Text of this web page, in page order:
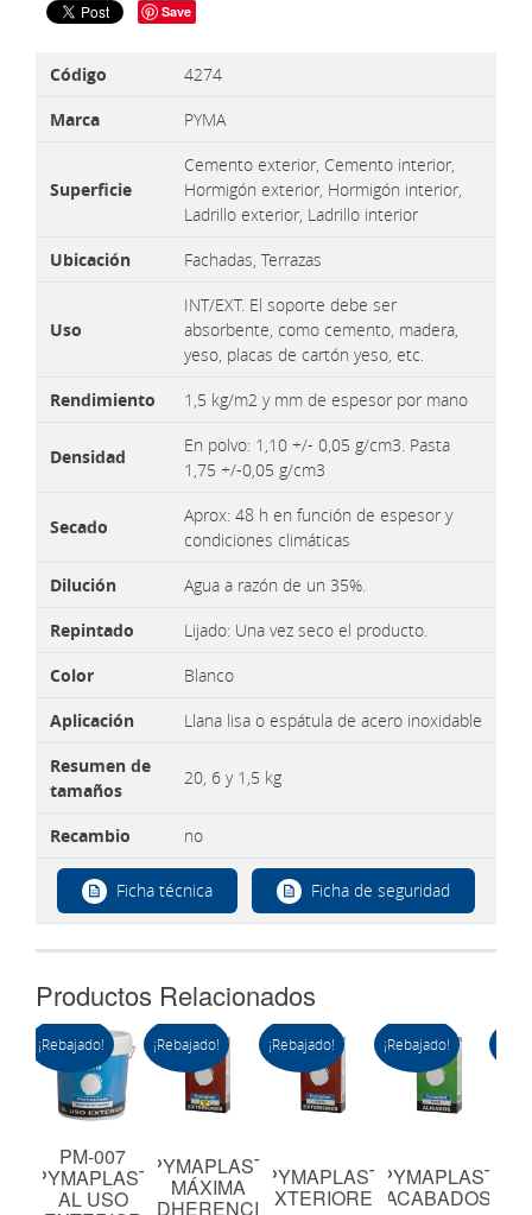
Save
Código
4274
Marca
PYMA
Superficie
Cemento exterior, Cemento interior,
Hormigón exterior, Hormigón interior,
Ladrillo exterior, Ladrillo interior
Ubicación
Fachadas, Terrazas
Uso
INT/EXT. El soporte debe ser
absorbente, como cemento, madera,
yeso, placas de cartón yeso, etc.
Rendimiento
1,5 kg/m2 y mm de espesor por mano
Densidad
En polvo: 1,10 +/- 0,05 g/cm3. Pasta
1,75 +/-0,05 g/cm3
Secado
Aprox: 48 h en función de espesor y
condiciones climáticas
Dilución
Agua a razón de un 35%.
Repintado
Lijado: Una vez seco el producto.
Color
Blanco
Aplicación
Llana lisa o espátula de acero inoxidable
Resumen de
tamaños
20, 6 y 1,5 kg
Recambio no
Ficha técnica Ficha de seguridad
Productos Relacionados
¡Rebajado!
PM-007
PYMAPLAST
AL USO
¡Rebajado!
PYMAPLAST
MÁXIMA
ADHERENCIA
¡Rebajado!
PYMAPLAST
EXTERIORES
¡Rebajado!
PYMAPLAST
ACABADOS